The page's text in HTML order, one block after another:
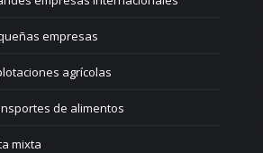
empresas
agrícolas
de alimentos
mixta